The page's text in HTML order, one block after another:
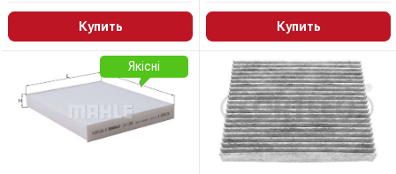
Купить Купить
Якісні